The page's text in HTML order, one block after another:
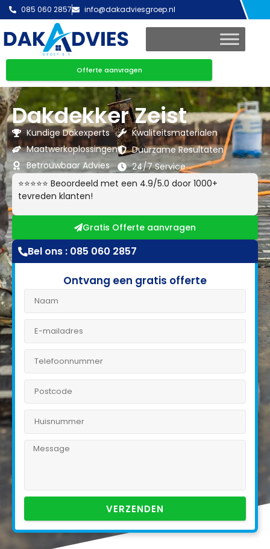
085 060 2857 info@dakadviesgroep.nl
Offerte aanvragen
Dakdekker Zeist
Kundige Dakexperts
Maatwerkoplossingen
Betrouwbaar Advies
Kwaliteitsmaterialen
Duurzame Resultaten
24/7 Service
⭐⭐⭐⭐⭐ Beoordeeld met een 4.9/5.0 door 1000+
tevreden klanten!
Gratis Offerte aanvragen
Bel ons : 085 060 2857
Ontvang een gratis offerte
VERZENDEN